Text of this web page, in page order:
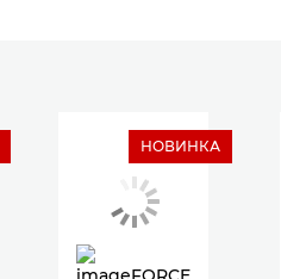
НОВИНКА